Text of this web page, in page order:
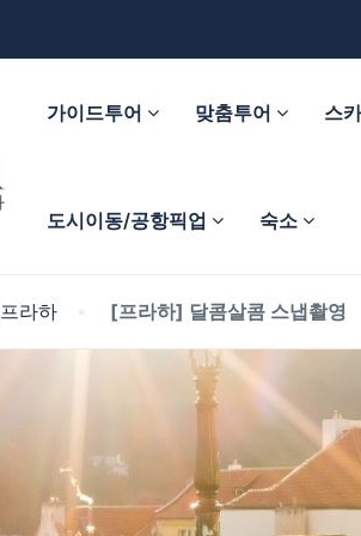
가이드투어 맞춤투어 스
도시이동/공항픽업 숙소
프라하 [프라하] 달콤살콤 스냅촬영